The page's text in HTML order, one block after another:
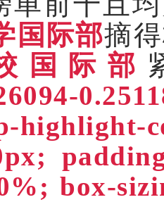
国际部摘
国际部
box-